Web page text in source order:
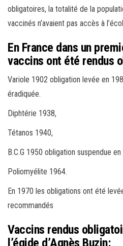
obligatoires, la totalité de la
vaccinés n’avaient pas accès à
En France dans un
vaccins ont été rendus
Variole 1902 obligation levée en
éradiquée.
Diphtérie 1938,
Tétanos 1940,
B.C.G 1950 obligation suspendue en
Poliomyélite 1964.
En 1970 les obligations ont été
recommandés
Vaccins rendus
l’égide d’Agnès Buzin: